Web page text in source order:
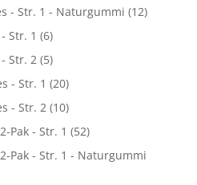
- Str. 1 - Naturgummi (12)
Str. 1 (6)
Str. 2 (5)
- Str. 1 (20)
- Str. 2 (10)
Pak - Str. 1 (52)
Pak - Str. 1 - Naturgummi